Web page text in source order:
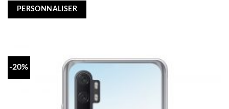
was:
is:
PERSONNALISER
-20%